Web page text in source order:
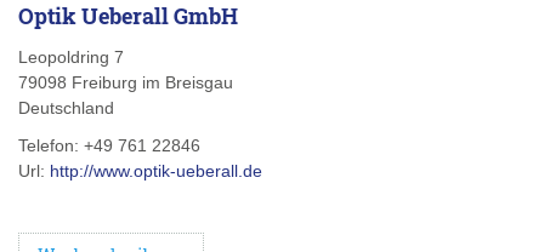
Optik Ueberall GmbH
Leopoldring 7
79098 Freiburg im Breisgau
Deutschland
Telefon: +49 761 22846
Url: http://www.optik-ueberall.de